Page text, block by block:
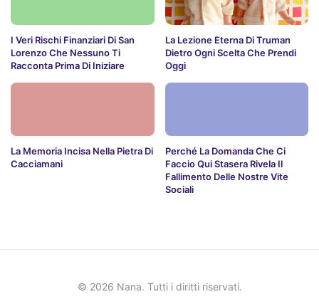
I Veri Rischi Finanziari Di San
Lorenzo Che Nessuno Ti
Racconta Prima Di Iniziare
La Lezione Eterna Di Truman
Dietro Ogni Scelta Che Prendi
Oggi
La Memoria Incisa Nella Pietra Di
Cacciamani
Perché La Domanda Che Ci
Faccio Qui Stasera Rivela Il
Fallimento Delle Nostre Vite
Sociali
© 2026 Nana. Tutti i diritti riservati.